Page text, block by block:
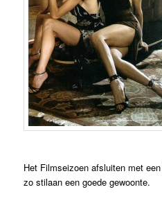
Het Filmseizoen afsluiten met
zo stilaan een goede gewoonte.